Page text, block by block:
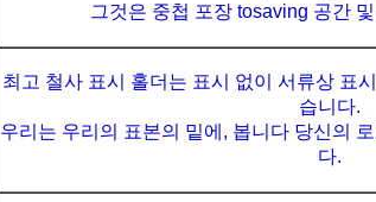
그것은 중첩 포장 tosaving 공간
최고 철사 표시 홀더는 표시 없이 서류상 표
습니다.
우리는 우리의 표본의 밑에, 봅니다 당신의
다.